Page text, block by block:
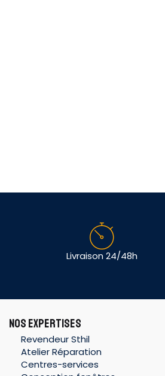
Livraison 24/48h
NOS EXPERTISES
Revendeur Sthil
Atelier Réparation
Centres-services